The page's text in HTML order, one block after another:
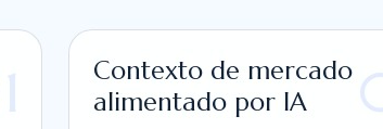
Contexto de mercado
alimentado por IA